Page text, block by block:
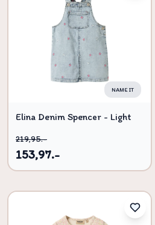
NAME IT
Elina Denim Spencer - Light
219,95.-
153,97.-